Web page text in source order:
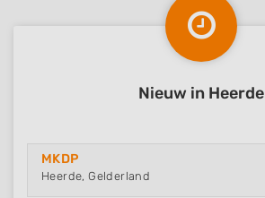
Nieuw in Heerde
MKDP
Heerde, Gelderland